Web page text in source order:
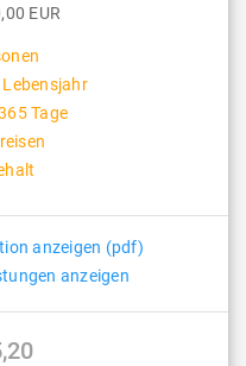
EUR
Tage
anzeigen (pdf)
anzeigen